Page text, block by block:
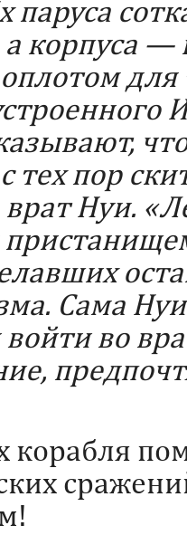
паруса
корпуса —
для
тех пор
врат Нуи.
Сама
войти во
корабля